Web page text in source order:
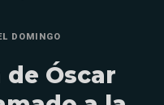
DOMINGO
de Óscar